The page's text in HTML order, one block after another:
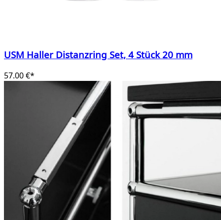
USM Haller Distanzring Set, 4 Stück 20 mm
57.00 €*